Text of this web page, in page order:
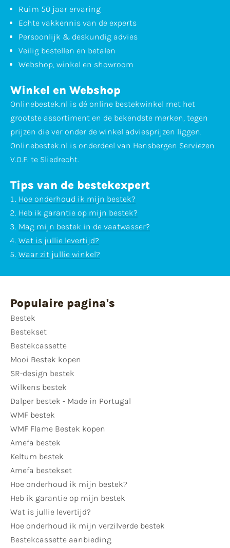
Ruim 50 jaar ervaring
Echte vakkennis van de experts
Persoonlijk & deskundig advies
Veilig bestellen en betalen
Webshop, winkel en showroom
Winkel en Webshop
Onlinebestek.nl is dé online bestekwinkel met het
grootste assortiment en de bekendste merken, tegen
prijzen die ver onder de winkel adviesprijzen liggen.
Onlinebestek.nl is onderdeel van Hensbergen Serviezen
V.O.F. te Sliedrecht.
Tips van de bestekexpert
Hoe onderhoud ik mijn bestek?
Heb ik garantie op mijn bestek?
Mag mijn bestek in de vaatwasser?
Wat is jullie levertijd?
Waar zit jullie winkel?
Populaire pagina's
Bestek
Bestekset
Bestekcassette
Mooi Bestek kopen
SR-design bestek
Wilkens bestek
Dalper bestek - Made in Portugal
WMF bestek
WMF Flame Bestek kopen
Amefa bestek
Keltum bestek
Amefa bestekset
Hoe onderhoud ik mijn bestek?
Heb ik garantie op mijn bestek
Wat is jullie levertijd?
Hoe onderhoud ik mijn verzilverde bestek
Bestekcassette aanbieding